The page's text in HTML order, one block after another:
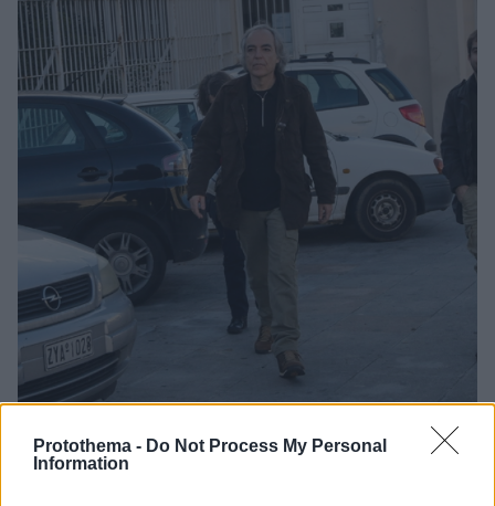
Protothema - Do Not Process My Personal
Information
Μπουντουβή και του καθηγητή Κώστα Θεολόγου
28.02.2019, 06:14 103